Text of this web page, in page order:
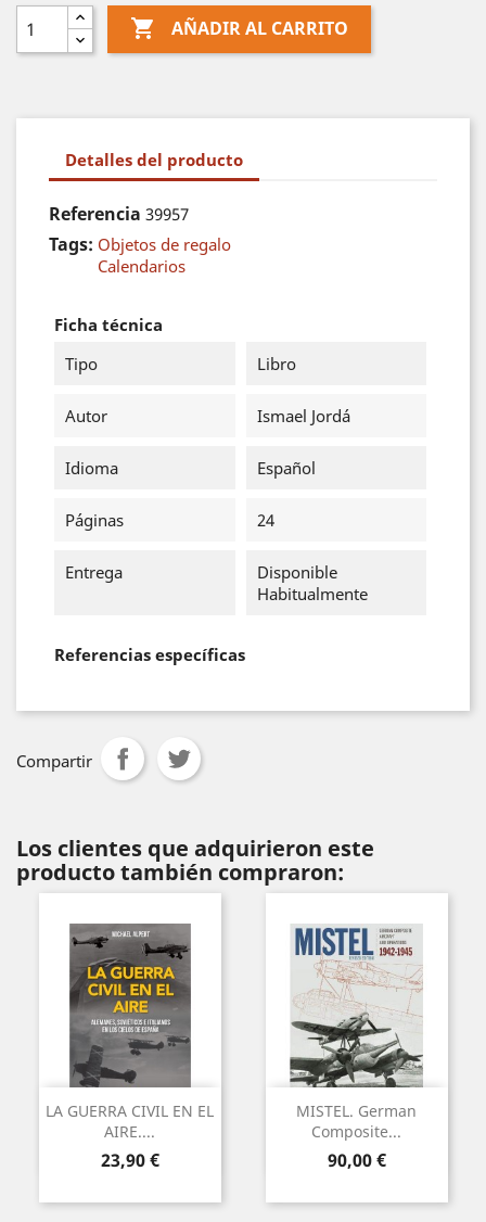
 AÑADIR AL CARRITO
Detalles del producto
Referencia 39957
Tags: Objetos de regalo
Calendarios
Ficha técnica
Tipo
Libro
Autor Ismael Jordá
Idioma Español
Páginas 24
Entrega
Disponible
Habitualmente
Referencias específicas
Compartir
Los clientes que adquirieron este
producto también compraron:
LA GUERRA CIVIL EN EL
AIRE....
Precio
23,90 €
MISTEL. German
Composite...
Precio
90,00 €